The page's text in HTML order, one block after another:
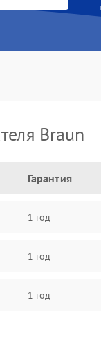
Braun
Гарантия
1 год
1 год
1 год